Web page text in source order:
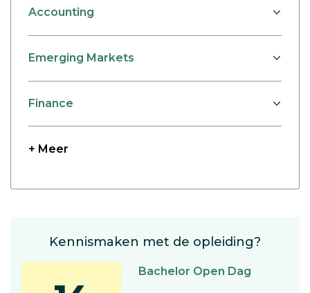
Accounting
Emerging Markets
Finance
+ Meer
Kennismaken met de opleiding?
Bachelor Open Dag